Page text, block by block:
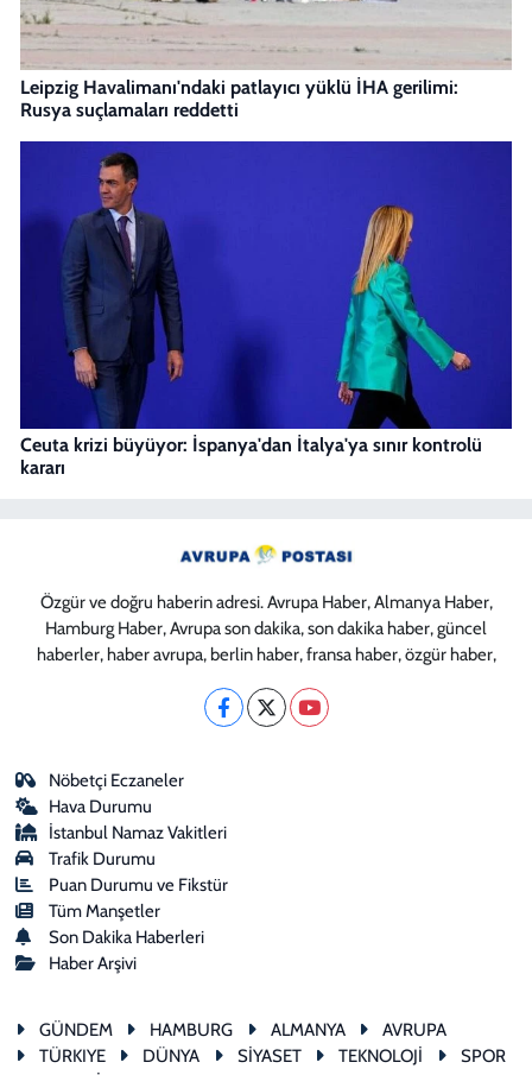
Leipzig Havalimanı'ndaki patlayıcı yüklü İHA gerilimi:
Rusya suçlamaları reddetti
Ceuta krizi büyüyor: İspanya'dan İtalya'ya sınır kontrolü
kararı
Özgür ve doğru haberin adresi. Avrupa Haber, Almanya Haber,
Hamburg Haber, Avrupa son dakika, son dakika haber, güncel
haberler, haber avrupa, berlin haber, fransa haber, özgür haber,
Nöbetçi Eczaneler
Hava Durumu
İstanbul Namaz Vakitleri
Trafik Durumu
Puan Durumu ve Fikstür
Tüm Manşetler
Son Dakika Haberleri
Haber Arşivi
GÜNDEM HAMBURG ALMANYA
AVRUPA
TÜRKIYE
DÜNYA SİYASET TEKNOLOJİ
SPOR